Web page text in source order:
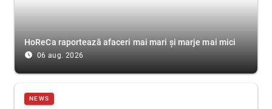
HoReCa raportează afaceri mai mari și marje mai mici
access_time_filled 06 aug. 2026
NEWS